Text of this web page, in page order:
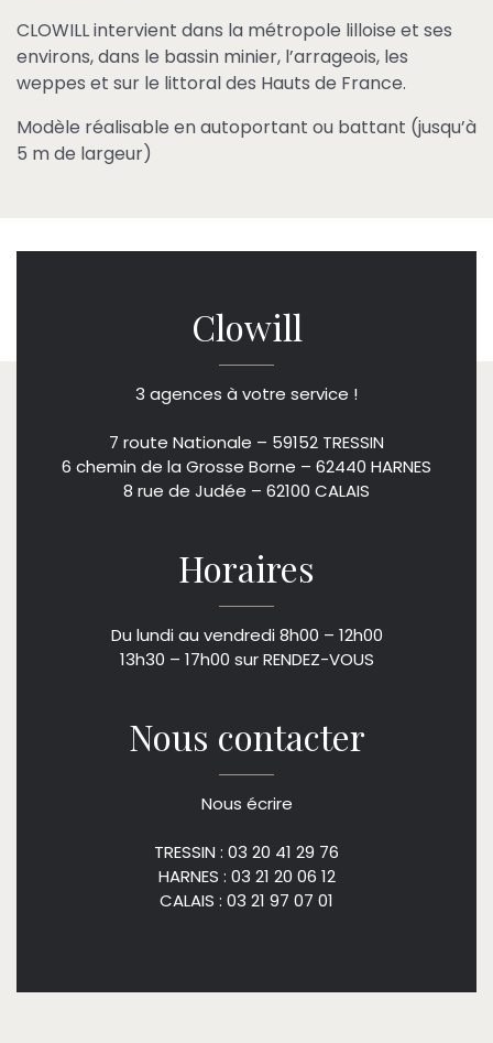
CLOWILL intervient dans la métropole lilloise et ses
environs, dans le bassin minier, l’arrageois, les
weppes et sur le littoral des Hauts de France.
Modèle réalisable en autoportant ou battant (jusqu’à
5 m de largeur)
Clowill
3 agences à votre service !
7 route Nationale – 59152 TRESSIN
6 chemin de la Grosse Borne – 62440 HARNES
8 rue de Judée – 62100 CALAIS
Horaires
Du lundi au vendredi 8h00 – 12h00
13h30 – 17h00 sur RENDEZ-VOUS
Nous contacter
Nous écrire
TRESSIN : 03 20 41 29 76
HARNES : 03 21 20 06 12
CALAIS : 03 21 97 07 01